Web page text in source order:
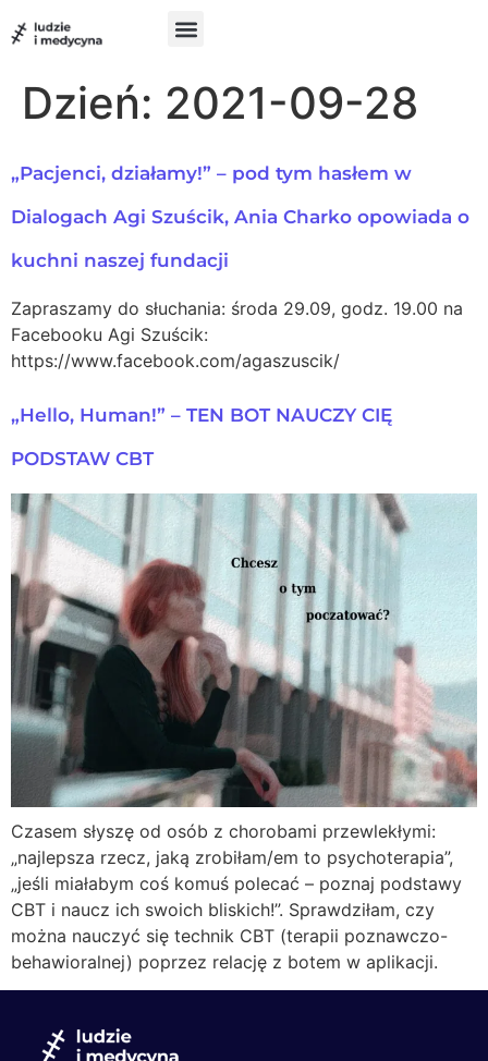
treści
Dzień: 2021-09-28
„Pacjenci, działamy!” – pod tym hasłem w
Dialogach Agi Szuścik, Ania Charko opowiada o
kuchni naszej fundacji
Zapraszamy do słuchania: środa 29.09, godz. 19.00 na
Facebooku Agi Szuścik:
https://www.facebook.com/agaszuscik/
„Hello, Human!” – TEN BOT NAUCZY CIĘ
PODSTAW CBT
Czasem słyszę od osób z chorobami przewlekłymi:
„najlepsza rzecz, jaką zrobiłam/em to psychoterapia”,
„jeśli miałabym coś komuś polecać – poznaj podstawy
CBT i naucz ich swoich bliskich!”. Sprawdziłam, czy
można nauczyć się technik CBT (terapii poznawczo-
behawioralnej) poprzez relację z botem w aplikacji.